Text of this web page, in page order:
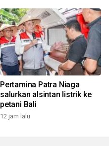
Pertamina Patra Niaga
salurkan alsintan listrik ke
petani Bali
12 jam lalu